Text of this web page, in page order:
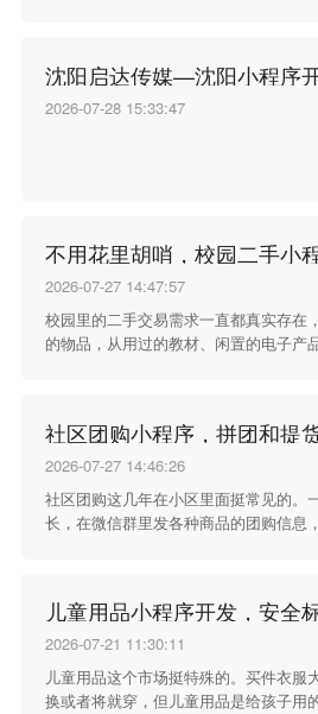
2026-07-28 15:33:47
不用花里胡哨，校园二手小
2026-07-27 14:47:57
校园里的二手交易需求一直都真实存在
的物品，从用过的教材、闲置的电子产
西的时候要翻很久的聊天记录，发布的
没了，交易双方也很难快速对上时间和
的二手商品小程序，就是为了把这些零
给学生提供一个更顺手的线上交易空间
社区团购小程序，拼团和提
2026-07-27 14:46:26
社区团购这几年在小区里面挺常见的。
长，在微信群里发各种商品的团购信息
时间，下了楼就能拿到。但群接龙的方
来特别麻烦，谁报了谁没报、谁付了钱
消息来回对，漏单错单的情况不少。
2026-07-21 11:30:11
儿童用品这个市场挺特殊的。买件衣服
换或者将就穿，但儿童用品是给孩子用